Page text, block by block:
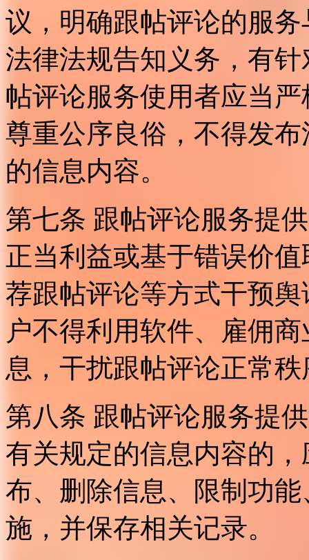
议，明确跟帖评论的服
法律法规告知义务，有
帖评论服务使用者应当
尊重公序良俗，不得发
的信息内容。
第七条 跟帖评论服务提
正当利益或基于错误价
荐跟帖评论等方式干预
户不得利用软件、雇佣
息，干扰跟帖评论正常
第八条 跟帖评论服务提
有关规定的信息内容的
布、删除信息、限制功
施，并保存相关记录。